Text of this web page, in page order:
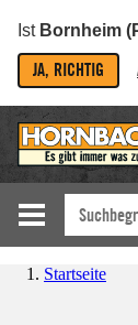
Ist Bornheim
JA, RICHTIG
Startseite